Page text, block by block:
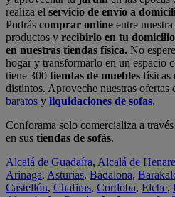
realiza el servicio de envío a
Podrás comprar online entre
productos y recibirlo en tu domicilio
en nuestras tiendas física. No
hogar y transformarlo en un espacio
tiene 300 tiendas de muebles físicas
distintos. Aproveche nuestras ofertas
baratos y liquidaciones de sofas.
Conforama solo comercializa a
en sus tiendas de sofás.
Alcalá de Guadaíra, Alcalá de
Arinaga, Asturias, Badalona,
Castellón, Chafiras, Cordoba, Elche,